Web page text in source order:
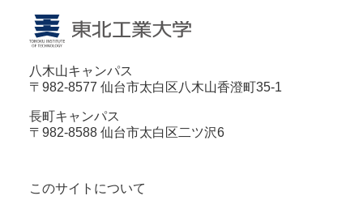
八木山キャンパス
〒982-8577 仙台市太白区八木山香澄町35-1
長町キャンパス
〒982-8588 仙台市太白区二ツ沢6
このサイトについて